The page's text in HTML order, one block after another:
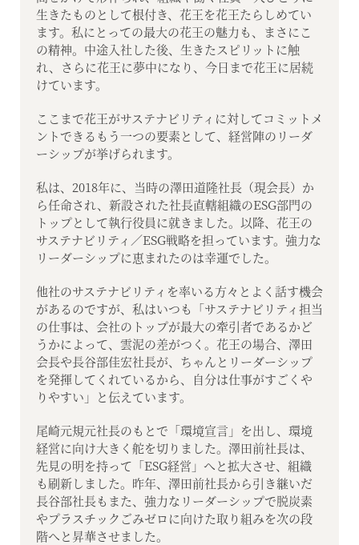
生きたものとして根付き、花王を花王たらしめてい
ます。私にとっての最大の花王の魅力も、まさにこ
の精神。中途入社した後、生きたスピリットに触
れ、さらに花王に夢中になり、今日まで花王に居続
けています。
ここまで花王がサステナビリティに対してコミットメ
ントできるもう一つの要素として、経営陣のリーダ
ーシップが挙げられます。
私は、2018年に、当時の澤田道隆社長（現会長）か
ら任命され、新設された社長直轄組織のESG部門の
トップとして執行役員に就きました。以降、花王の
サステナビリティ／ESG戦略を担っています。強力な
リーダーシップに恵まれたのは幸運でした。
他社のサステナビリティを率いる方々とよく話す機会
があるのですが、私はいつも「サステナビリティ担当
の仕事は、会社のトップが最大の牽引者であるかど
うかによって、雲泥の差がつく。花王の場合、澤田
会長や長谷部佳宏社長が、ちゃんとリーダーシップ
を発揮してくれているから、自分は仕事がすごくや
りやすい」と伝えています。
尾崎元規元社長のもとで「環境宣言」を出し、環境
経営に向け大きく舵を切りました。澤田前社長は、
先見の明を持って「ESG経営」へと拡大させ、組織
も刷新しました。昨年、澤田前社長から引き継いだ
長谷部社長もまた、強力なリーダーシップで脱炭素
やプラスチックごみゼロに向けた取り組みを次の段
階へと昇華させました。